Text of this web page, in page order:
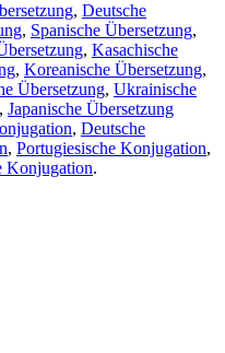
, Deutsche
, Spanische Übersetzung,
, Kasachische
, Koreanische Übersetzung,
Übersetzung, Ukrainische
, Japanische Übersetzung
, Deutsche
, Portugiesische Konjugation,
Konjugation.